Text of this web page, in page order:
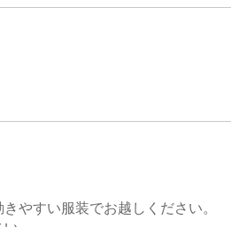
やすい服装でお越しください。